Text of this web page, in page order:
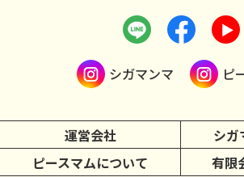
運営会社
シガ
ピースマムについて
有限
シガマンマ ピ